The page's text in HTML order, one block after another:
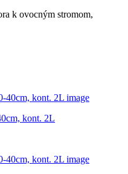
k ovocným stromom,
kont. 2L